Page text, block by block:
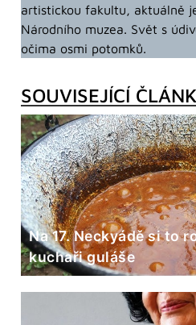
artistickou fakultu, aktuálně
Národního muzea. Svět s
očima osmi potomků.
SOUVISEJÍCÍ
Na 17. Neckyádě si to
kuchaři guláše